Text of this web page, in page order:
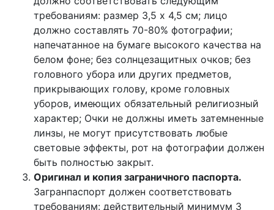
требованиям: размер 3,5 х 4,5 см; лицо
должно составлять 70-80% фотографии;
напечатанное на бумаге высокого качества на
белом фоне; без солнцезащитных очков; без
головного убора или других предметов,
прикрывающих голову, кроме головных
уборов, имеющих обязательный религиозный
характер; Очки не должны иметь затемненные
линзы, не могут присутствовать любые
световые эффекты, рот на фотографии должен
быть полностью закрыт.
Оригинал и копия заграничного паспорта.
Загранпаспорт должен соответствовать
требованиям: действительный минимум 3